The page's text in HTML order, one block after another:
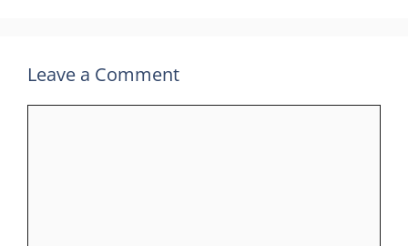
Leave a Comment